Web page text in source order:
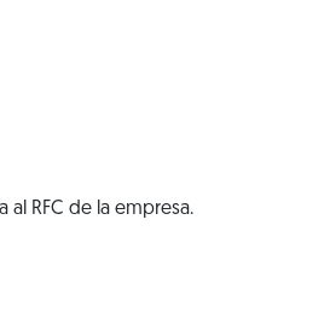
RFC de la empresa.